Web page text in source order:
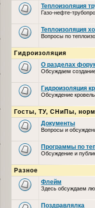
Теплоизоляция
Газо-нефте-
Теплоизоляция
Вопросы по
Гидроизоляция
О разделах
Обсуждаем
Гидроизоляция
Обсуждение
Госты, ТУ, СНиПы,
Документы
Вопросы и
Программы по
Обсуждение и
Разное
Флейм
Здесь обсуждаем
Поздравлялка